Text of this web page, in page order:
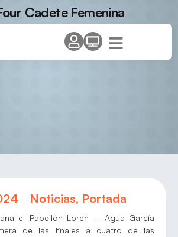
Cadete Femenina
Noticias, Portada
el Pabellón Loren – Agua García
de las finales a cuatro de las